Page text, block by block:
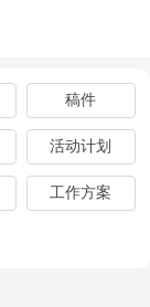
稿件
活动计划
工作方案